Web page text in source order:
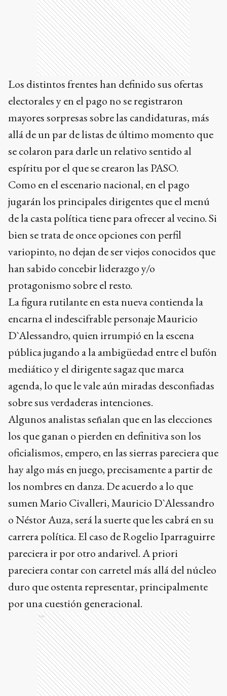
Los distintos frentes han definido sus ofertas
electorales y en el pago no se registraron
mayores sorpresas sobre las candidaturas, más
allá de un par de listas de último momento que
se colaron para darle un relativo sentido al
espíritu por el que se crearon las PASO.
Como en el escenario nacional, en el pago
jugarán los principales dirigentes que el menú
de la casta política tiene para ofrecer al vecino. Si
bien se trata de once opciones con perfil
variopinto, no dejan de ser viejos conocidos que
han sabido concebir liderazgo y/o
protagonismo sobre el resto.
La figura rutilante en esta nueva contienda la
encarna el indescifrable personaje Mauricio
D`Alessandro, quien irrumpió en la escena
pública jugando a la ambigüedad entre el bufón
mediático y el dirigente sagaz que marca
agenda, lo que le vale aún miradas desconfiadas
sobre sus verdaderas intenciones.
Algunos analistas señalan que en las elecciones
los que ganan o pierden en definitiva son los
oficialismos, empero, en las sierras pareciera que
hay algo más en juego, precisamente a partir de
los nombres en danza. De acuerdo a lo que
sumen Mario Civalleri, Mauricio D`Alessandro
o Néstor Auza, será la suerte que les cabrá en su
carrera política. El caso de Rogelio Iparraguirre
pareciera ir por otro andarivel. A priori
pareciera contar con carretel más allá del núcleo
duro que ostenta representar, principalmente
por una cuestión generacional.
Ads